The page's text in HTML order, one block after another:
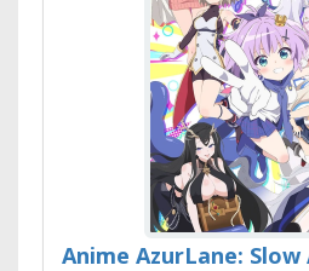
Anime AzurLane: